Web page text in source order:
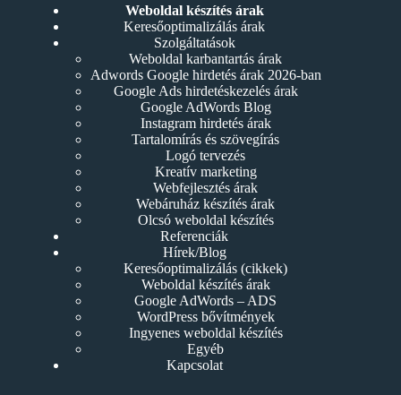
Weboldal készítés árak
Keresőoptimalizálás árak
Szolgáltatások
Weboldal karbantartás árak
Adwords Google hirdetés árak 2026-ban
Google Ads hirdetéskezelés árak
Google AdWords Blog
Instagram hirdetés árak
Tartalomírás és szövegírás
Logó tervezés
Kreatív marketing
Webfejlesztés árak
Webáruház készítés árak
Olcsó weboldal készítés
Referenciák
Hírek/Blog
Keresőoptimalizálás (cikkek)
Weboldal készítés árak
Google AdWords – ADS
WordPress bővítmények
Ingyenes weboldal készítés
Egyéb
Kapcsolat